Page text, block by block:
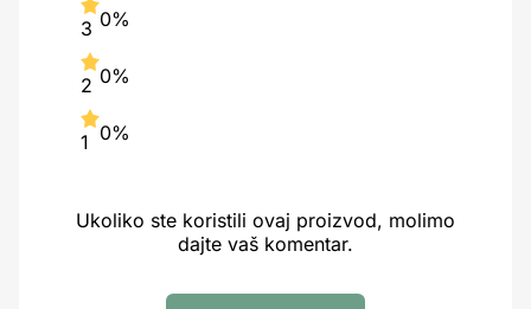
3 0%
2 0%
1 0%
Ukoliko ste koristili ovaj proizvod, molimo
dajte vaš komentar.